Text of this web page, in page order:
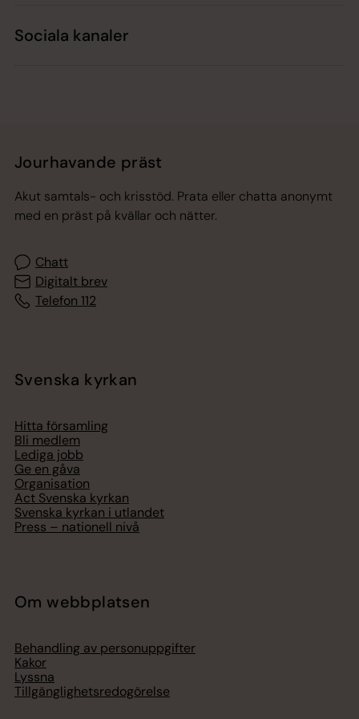
Sociala kanaler
Jourhavande präst
Akut samtals- och krisstöd. Prata eller chatta anonymt
med en präst på kvällar och nätter.
Chatt
Digitalt brev
Telefon 112
Svenska kyrkan
Hitta församling
Bli medlem
Lediga jobb
Ge en gåva
Organisation
Act Svenska kyrkan
Svenska kyrkan i utlandet
Press – nationell nivå
Om webbplatsen
Behandling av personuppgifter
Kakor
Lyssna
Tillgänglighetsredogörelse